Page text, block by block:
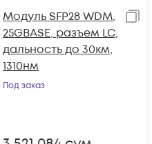
Модуль SFP28 WDM,
25GBASE, разъем LC,
дальность до 30км,
1310нм
Под заказ